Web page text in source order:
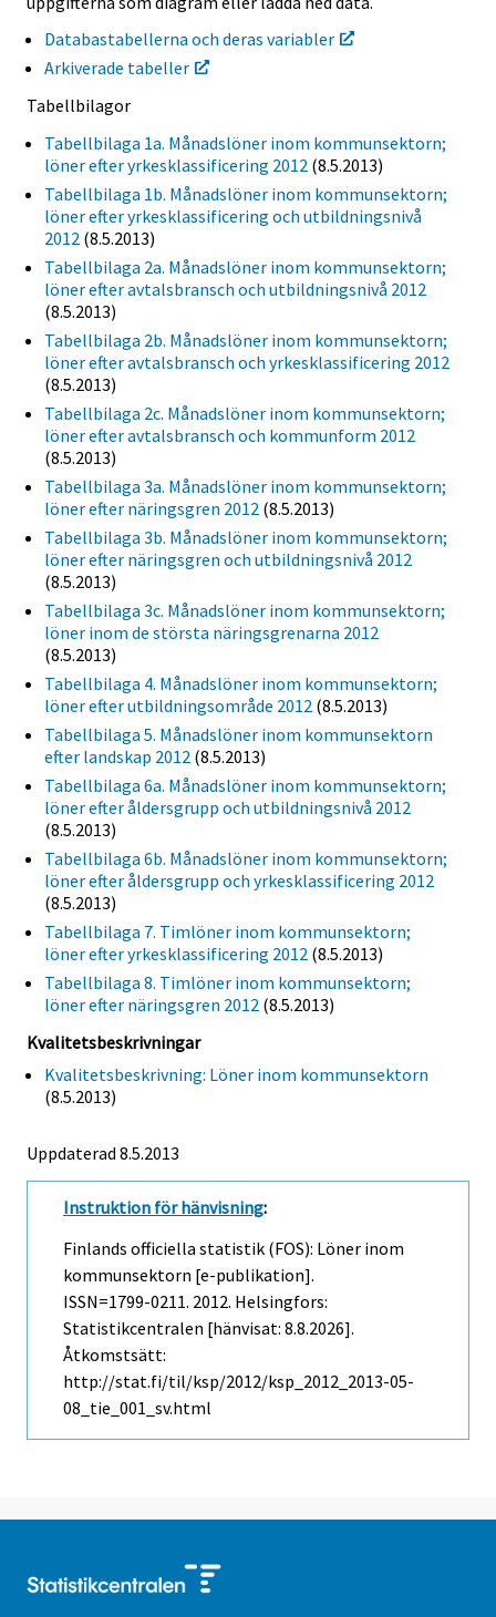
Databastabellerna och deras variabler
Arkiverade tabeller
Tabellbilagor
Tabellbilaga 1a. Månadslöner inom kommunsektorn;
löner efter yrkesklassificering 2012 (8.5.2013)
Tabellbilaga 1b. Månadslöner inom kommunsektorn;
löner efter yrkesklassificering och utbildningsnivå
2012 (8.5.2013)
Tabellbilaga 2a. Månadslöner inom kommunsektorn;
löner efter avtalsbransch och utbildningsnivå 2012
(8.5.2013)
Tabellbilaga 2b. Månadslöner inom kommunsektorn;
löner efter avtalsbransch och yrkesklassificering 2012
(8.5.2013)
Tabellbilaga 2c. Månadslöner inom kommunsektorn;
löner efter avtalsbransch och kommunform 2012
(8.5.2013)
Tabellbilaga 3a. Månadslöner inom kommunsektorn;
löner efter näringsgren 2012 (8.5.2013)
Tabellbilaga 3b. Månadslöner inom kommunsektorn;
löner efter näringsgren och utbildningsnivå 2012
(8.5.2013)
Tabellbilaga 3c. Månadslöner inom kommunsektorn;
löner inom de största näringsgrenarna 2012
(8.5.2013)
Tabellbilaga 4. Månadslöner inom kommunsektorn;
löner efter utbildningsområde 2012 (8.5.2013)
Tabellbilaga 5. Månadslöner inom kommunsektorn
efter landskap 2012 (8.5.2013)
Tabellbilaga 6a. Månadslöner inom kommunsektorn;
löner efter åldersgrupp och utbildningsnivå 2012
(8.5.2013)
Tabellbilaga 6b. Månadslöner inom kommunsektorn;
löner efter åldersgrupp och yrkesklassificering 2012
(8.5.2013)
Tabellbilaga 7. Timlöner inom kommunsektorn;
löner efter yrkesklassificering 2012 (8.5.2013)
Tabellbilaga 8. Timlöner inom kommunsektorn;
löner efter näringsgren 2012 (8.5.2013)
Kvalitetsbeskrivningar
Kvalitetsbeskrivning: Löner inom kommunsektorn
(8.5.2013)
Uppdaterad 8.5.2013
Instruktion för hänvisning:
Finlands officiella statistik (FOS): Löner inom
kommunsektorn [e-publikation].
ISSN=1799-0211. 2012. Helsingfors:
Statistikcentralen [hänvisat: 8.8.2026].
Åtkomstsätt:
http://stat.fi/til/ksp/2012/ksp_2012_2013-05-
08_tie_001_sv.html